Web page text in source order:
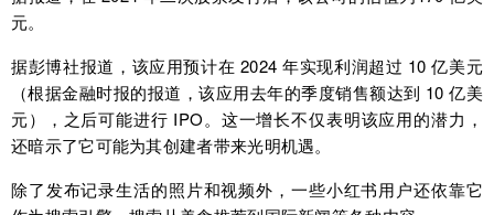
元。
据彭博社报道，该应用预计在 2024 年实现利润超过 10 亿美元
（根据金融时报的报道，该应用去年的季度销售额达到 10 亿美
元），之后可能进行 IPO。这一增长不仅表明该应用的潜力，
还暗示了它可能为其创建者带来光明机遇。
除了发布记录生活的照片和视频外，一些小红书用户还依靠它